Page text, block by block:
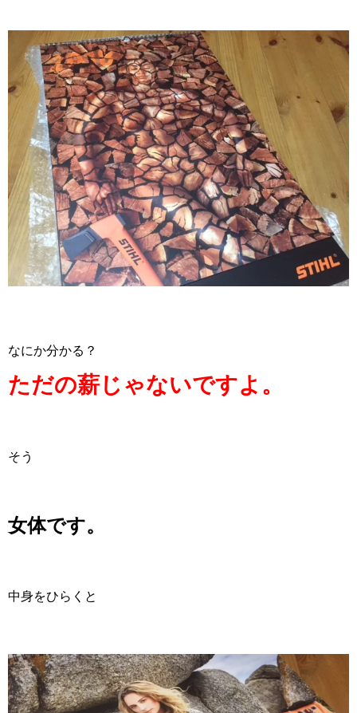
なにか分かる？
ただの薪じゃないですよ。
そう
女体です。
中身をひらくと